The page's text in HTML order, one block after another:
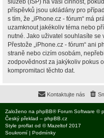
služeb (ISP) na vaši činnost,
příspěvků jsou ukládány pro
s tím, že „iPhone.cz - fórum“ má
uzamknout jakékoliv téma nebo
nutné. Jako uživatel souhlasíte
Přestože „iPhone.cz - fórum“ ani
straně nebo cizím osobám,
zodpovědnost za jakýkoliv pokus
kompromitaci těchto dat.
Kontaktujte nás
Založeno na phpBB® Forum Software ©
Český překlad – phpBB.cz
Style proflat od ©Mazeltof 2017
Soukromí | Podmínky